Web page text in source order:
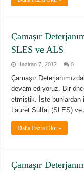
Çamaşır
SLES ve ALS
Haziran 7, 2012 0
Çamaşır
devam ediyoruz. Bir
etmiştik. İşte bunlardan
Lauret Sülfat (SLES)
Daha Fazla Oku »
Çamaşır